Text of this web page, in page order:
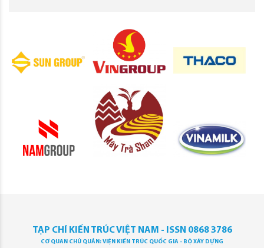
TẠP CHÍ KIẾN TRÚC VIỆT NAM - ISSN 0868 3786
CƠ QUAN CHỦ QUẢN: VIỆN KIẾN TRÚC QUỐC GIA - BỘ XÂY DỰNG